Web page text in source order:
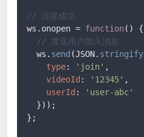
// 连接成功
ws.onopen = function( ) {
// 发送用户加入消息
  ws.
send (JSON. stringify
type: 'join' ,
videoId : '12345' ,
userId :
'user-abc'
  }));
};